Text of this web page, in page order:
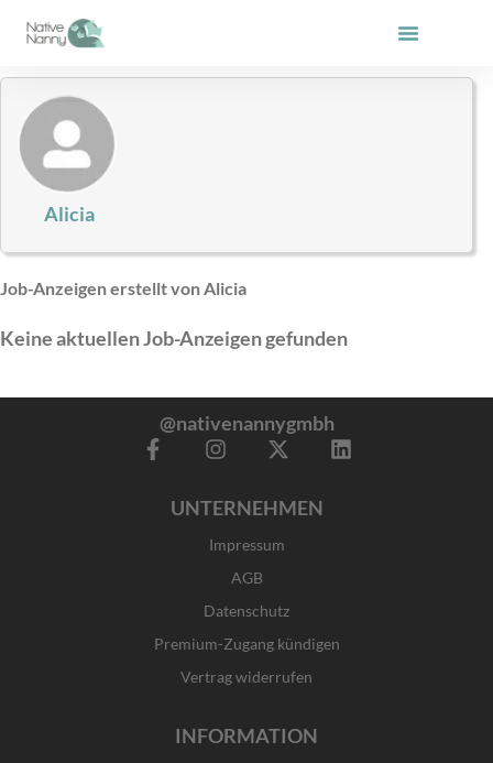
Inhalt
Alicia
Job-Anzeigen erstellt von Alicia
Keine aktuellen Job-Anzeigen gefunden
@nativenannygmbh
F
f
I
t
a
g
a
m
X
w
i
t
e
r
L
UNTERNEHMEN
Impressum
AGB
Datenschutz
Premium-Zugang kündigen
Vertrag widerrufen
INFORMATION